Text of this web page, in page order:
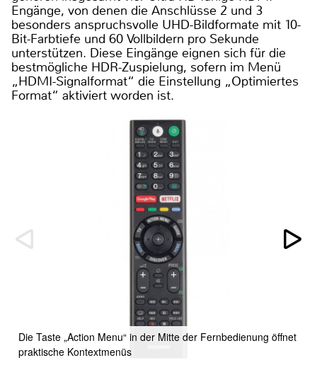
Engänge, von denen die Anschlüsse 2 und 3
besonders anspruchsvolle UHD-Bildformate mit 10-
Bit-Farbtiefe und 60 Vollbildern pro Sekunde
unterstützen. Diese Eingänge eignen sich für die
bestmögliche HDR-Zuspielung, sofern im Menü
„HDMI-Signalformat“ die Einstellung „Optimiertes
Format“ aktiviert worden ist.
Die Taste „Action Menu“ in der Mitte der Fernbedienung öffnet
praktische Kontextmenüs